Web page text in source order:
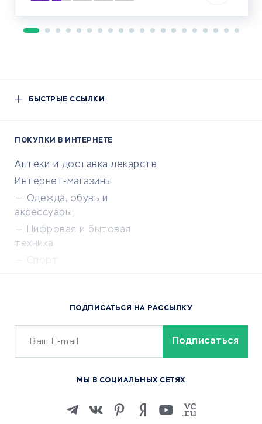
БЫСТРЫЕ ССЫЛКИ
ПОКУПКИ В ИНТЕРНЕТЕ
Аптеки и доставка лекарств
Интернет-магазины
Одежда, обувь и
аксессуары
Цифровая и бытовая
техника
Спорт
Сервисы доставки
ОБУЧЕНИЕ И РАБОТА
Изучение иностранных
ПОДПИСАТЬСЯ НА РАССЫЛКУ
МЫ В СОЦИАЛЬНЫХ СЕТЯХ